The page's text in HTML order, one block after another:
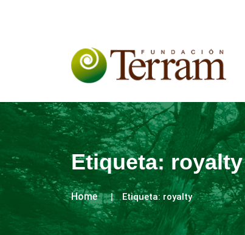
Etiqueta:royalty
Home Etiqueta:royalty